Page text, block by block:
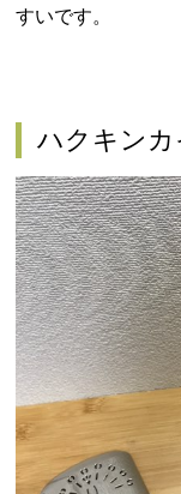
すいです。
ハクキンカ